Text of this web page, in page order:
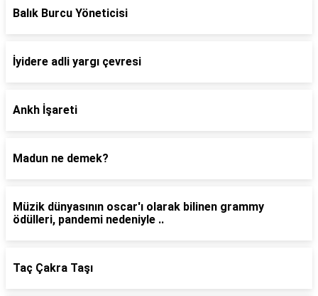
Balık Burcu Yöneticisi
İyidere adli yargı çevresi
Ankh İşareti
Madun ne demek?
Müzik dünyasının oscar'ı olarak bilinen grammy
ödülleri, pandemi nedeniyle ..
Taç Çakra Taşı